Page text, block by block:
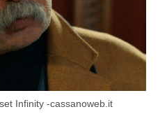
Infinity -cassanoweb.it